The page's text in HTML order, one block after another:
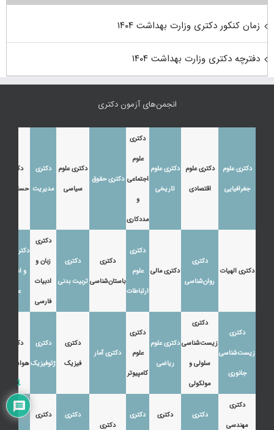
زمان کنکور دکتری وزارت بهداشت ۱۴۰۴
دفترچه دکتری وزارت بهداشت ۱۴۰۴
انجمن‌های آزمون دکتری
دکتری علوم
جغرافیایی
دکتری علوم
اقتصادی
دکتری علوم
تاریخی
دکتری
علوم
اجتماعی
و
مددکاری
دکتری حقوق
دکتری علوم
سیاسی
دکتری
مدیریت
دکتری
حسابداری
دکتری الهیات
دکتری
روان‌شناسی
دکتری مالی
دکتری
علوم
ارتباطات
دکتری
باستان‌شناسی
دکتری
تربیت بدنی
دکتری
زبان و
ادبیات
فارسی
دکتری زبان
و ادبیات
عرب
دکتری
زیست‌شناسی
جانوری
دکتری
زیست‌شناسی
سلولی و
مولکولی
دکتری علوم
ریاضی
دکتری
علوم
کامپیوتر
دکتری آمار
دکتری
فیزیک
دکتری
ژئوفیزیک
دکتری
هواشناسی
دکتری
مهندسی
دکتری دکتری
دکتری
دکتری
دکتری دکتری دکتری
1